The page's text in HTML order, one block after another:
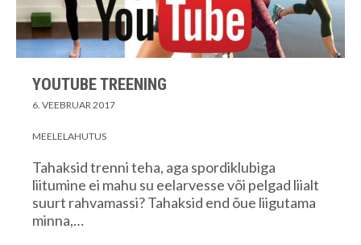
YOUTUBE TREENING
6. VEEBRUAR 2017
MEELELAHUTUS
Tahaksid trenni teha, aga spordiklubiga
liitumine ei mahu su eelarvesse või pelgad liialt
suurt rahvamassi? Tahaksid end õue liigutama
minna,…